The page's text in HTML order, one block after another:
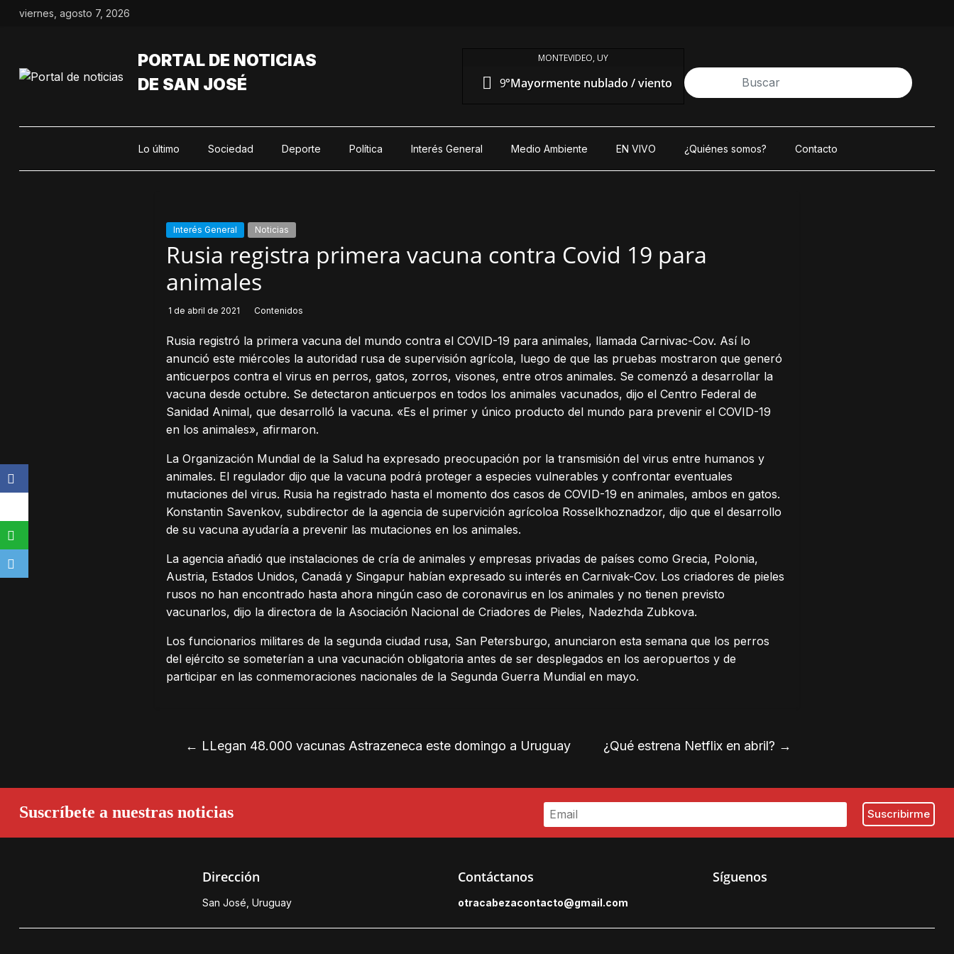
Saltarviernes, agosto 7, 2026
PORTAL DE NOTICIAS
DE SAN JOSÉ
MONTEVIDEO, UY
9°Mayormente nublado / viento
Lo último Sociedad Deporte Política Interés General Medio Ambiente EN VIVO ¿Quiénes somos? Contacto
Interés General Noticias
Rusia registra primera vacuna contra Covid 19 para
animales
1 de abril de 2021 Contenidos
Rusia registró la primera vacuna del mundo contra el COVID-19 para animales, llamada Carnivac-Cov. Así lo
anunció este miércoles la autoridad rusa de supervisión agrícola, luego de que las pruebas mostraron que generó
anticuerpos contra el virus en perros, gatos, zorros, visones, entre otros animales. Se comenzó a desarrollar la
vacuna desde octubre. Se detectaron anticuerpos en todos los animales vacunados, dijo el Centro Federal de
Sanidad Animal, que desarrolló la vacuna. «Es el primer y único producto del mundo para prevenir el COVID-19
en los animales», afirmaron.
La Organización Mundial de la Salud ha expresado preocupación por la transmisión del virus entre humanos y
animales. El regulador dijo que la vacuna podrá proteger a especies vulnerables y confrontar eventuales
mutaciones del virus. Rusia ha registrado hasta el momento dos casos de COVID-19 en animales, ambos en gatos.
Konstantin Savenkov, subdirector de la agencia de supervición agrícoloa Rosselkhoznadzor, dijo que el desarrollo
de su vacuna ayudaría a prevenir las mutaciones en los animales.
La agencia añadió que instalaciones de cría de animales y empresas privadas de países como Grecia, Polonia,
Austria, Estados Unidos, Canadá y Singapur habían expresado su interés en Carnivak-Cov. Los criadores de pieles
rusos no han encontrado hasta ahora ningún caso de coronavirus en los animales y no tienen previsto
vacunarlos, dijo la directora de la Asociación Nacional de Criadores de Pieles, Nadezhda Zubkova.
Los funcionarios militares de la segunda ciudad rusa, San Petersburgo, anunciaron esta semana que los perros
del ejército se someterían a una vacunación obligatoria antes de ser desplegados en los aeropuertos y de
participar en las conmemoraciones nacionales de la Segunda Guerra Mundial en mayo.
← LLegan 48.000 vacunas Astrazeneca este domingo a Uruguay ¿Qué estrena Netflix en abril? →
Suscríbete a nuestras noticias
Dirección
San José, Uruguay
Contáctanos
otracabezacontacto@gmail.com
Síguenos